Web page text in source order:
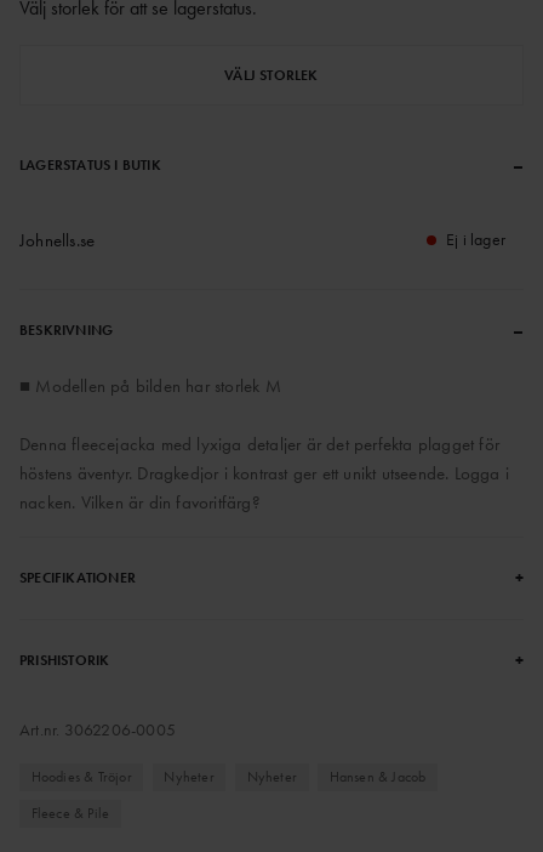
Välj storlek för att se lagerstatus.
VÄLJ STORLEK
LAGERSTATUS I BUTIK –
Johnells.se Ej i lager
BESKRIVNING –
■ Modellen på bilden har storlek M
Denna fleecejacka med lyxiga detaljer är det perfekta plagget för
höstens äventyr. Dragkedjor i kontrast ger ett unikt utseende. Logga i
nacken. Vilken är din favoritfärg?
SPECIFIKATIONER +
PRISHISTORIK +
Art.nr. 3062206-0005
Hoodies & Tröjor Nyheter Nyheter
Hansen & Jacob
Fleece & Pile